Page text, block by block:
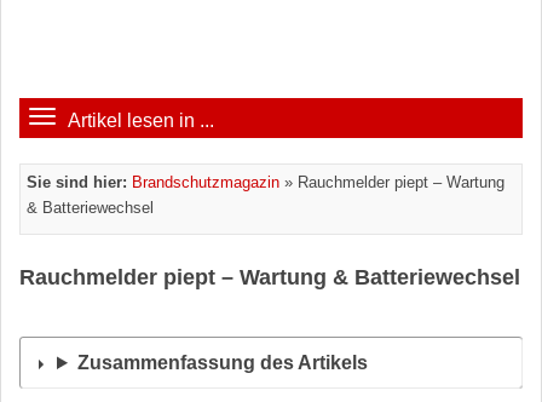
Artikel lesen in ...
Sie sind hier: Brandschutzmagazin » Rauchmelder piept – Wartung
& Batteriewechsel
Rauchmelder piept – Wartung & Batteriewechsel
Zusammenfassung des Artikels